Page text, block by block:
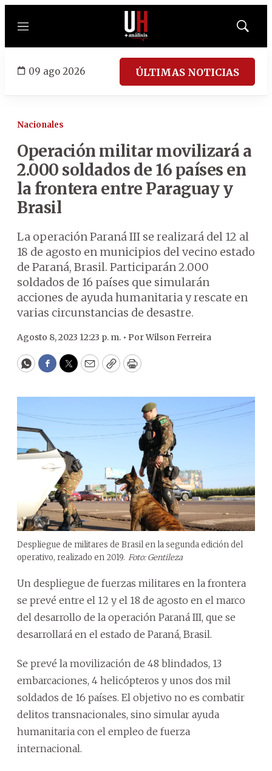
Menú
Mostrar
09 ago 2026 ÚLTIMAS NOTICIAS
Nacionales
Operación militar movilizará a
2.000 soldados de 16 países en
la frontera entre Paraguay y
Brasil
La operación Paraná III se realizará del 12 al
18 de agosto en municipios del vecino estado
de Paraná, Brasil. Participarán 2.000
soldados de 16 países que simularán
acciones de ayuda humanitaria y rescate en
varias circunstancias de desastre.
Agosto 8, 2023 12:23 p. m. • PorWilson Ferreira
WhatsApp
Facebook
Twitter
EmailCopyPrint
Despliegue de militares de Brasil en la segunda edición del
operativo, realizado en 2019. Foto: Gentileza
Un despliegue de fuerzas militares en la frontera
se prevé entre el 12 y el 18 de agosto en el marco
del desarrollo de la operación Paraná III, que se
desarrollará en el estado de Paraná, Brasil.
Se prevé la movilización de 48 blindados, 13
embarcaciones, 4 helicópteros y unos dos mil
soldados de 16 países. El objetivo no es combatir
delitos transnacionales, sino simular ayuda
humanitaria con el empleo de fuerza
internacional.